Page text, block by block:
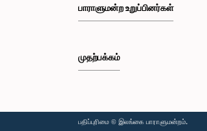
பாராளுமன்ற உறுப்பினர்கள்
முதற்பக்கம்
பதிப்புரிமை © இலங்கை பாராளுமன்றம்.